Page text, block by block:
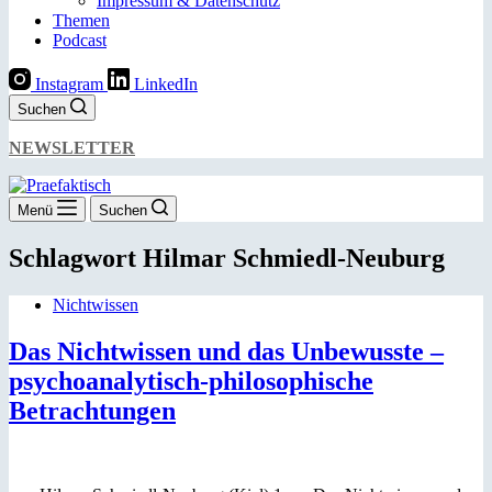
Themen
Podcast
Instagram LinkedIn
Suchen
NEWSLETTER
Menü Suchen
Schlagwort Hilmar Schmiedl-Neuburg
Nichtwissen
Das Nichtwissen und das Unbewusste –
psychoanalytisch-philosophische
Betrachtungen